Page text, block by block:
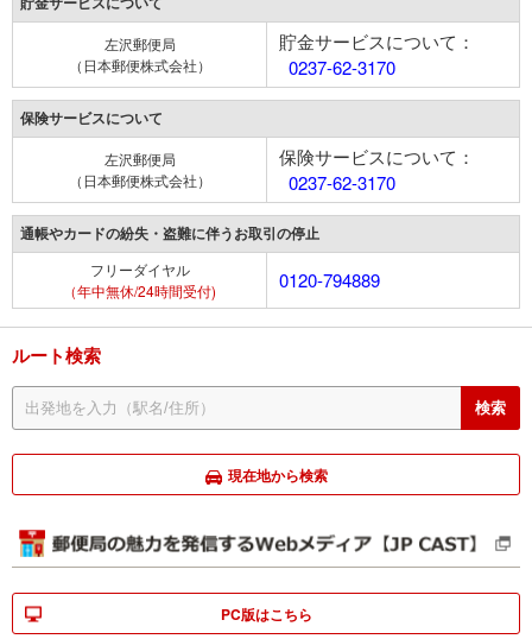
左沢郵便局
（日本郵便株式会社）
貯金サービスについて：
0237-62-3170
保険サービスについて
左沢郵便局
（日本郵便株式会社）
保険サービスについて：
0237-62-3170
通帳やカードの紛失・盗難に伴うお取引の停止
フリーダイヤル
（年中無休/24時間受付)
0120-794889
ルート検索
現在地から検索
PC版はこちら